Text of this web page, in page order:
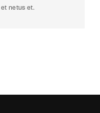
netus et.